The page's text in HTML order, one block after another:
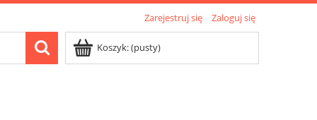
Zarejestruj się Zaloguj się
Koszyk:(pusty)